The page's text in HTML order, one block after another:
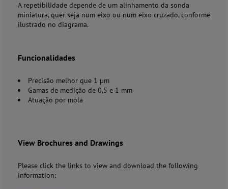
A repetibilidade depende de um alinhamento da sonda
miniatura, quer seja num eixo ou num eixo cruzado, conforme
ilustrado no diagrama.
Funcionalidades
Precisão melhor que 1 µm
Gamas de medição de 0,5 e 1 mm
Atuação por mola
View Brochures and Drawings
Please click the links to view and download the following
information: